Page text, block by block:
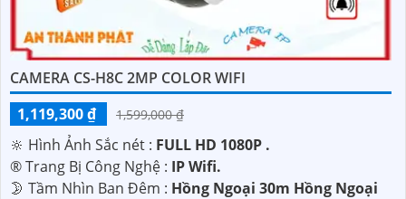
CAMERA CS-H8C 2MP COLOR WIFI
1,119,300 ₫
1,599,000 ₫
🔆 Hình Ảnh Sắc nét : FULL HD 1080P .
®️ Trang Bị Công Nghệ : IP Wifi.
🌛 Tầm Nhìn Ban Đêm : Hồng Ngoại 30m Hồng Ngoại